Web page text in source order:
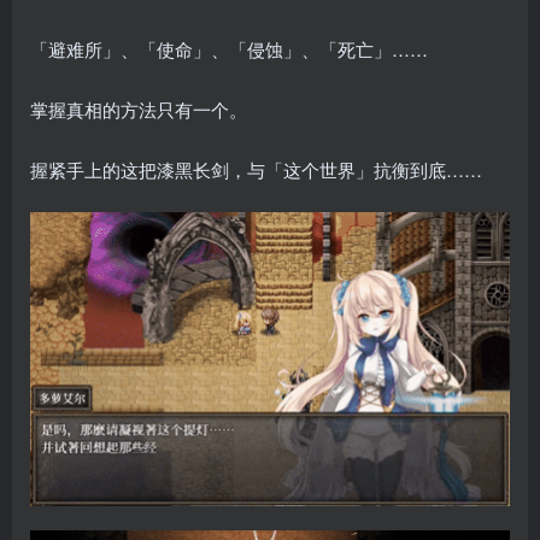
「避难所」、「使命」、「侵蚀」、「死亡」……
掌握真相的方法只有一个。
握紧手上的这把漆黑长剑，与「这个世界」抗衡到底……